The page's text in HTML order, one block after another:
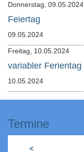
Donnerstag, 09.05.2024
Feiertag
09.05.2024
Freitag, 10.05.2024
variabler Ferientag
10.05.2024
Termine
<